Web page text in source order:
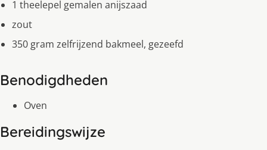
1 theelepel gemalen anijszaad
zout
350 gram zelfrijzend bakmeel, gezeefd
Benodigdheden
Oven
Bereidingswijze